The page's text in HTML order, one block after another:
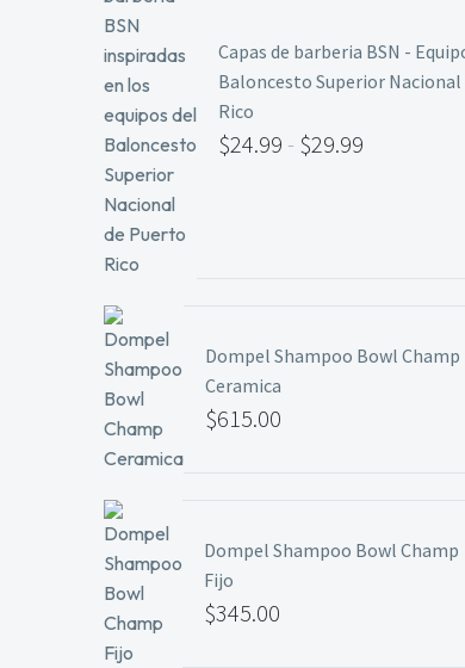
Capas de barberia BSN -
Baloncesto Superior
Rico
$24.99 - $29.99
Dompel Shampoo Bowl Champ
Ceramica
$615.00
Dompel Shampoo Bowl Champ
Fijo
$345.00